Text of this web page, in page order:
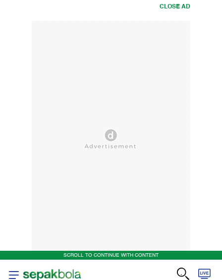
CLOSE AD
SCROLL TO CONTINUE WITH CONTENT